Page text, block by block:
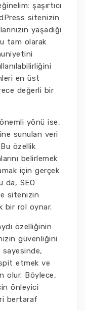
şaşırtıcı
sitenizin
yaşadığı
tam olarak
en üst
değerli bir
yönü ise,
sunulan veri
özellik
belirlemek
için gerçek
da, SEO
sitenizin
bir rol oynar.
özelliğinin
güvenliğini
etmek ve
olur. Böylece,
önleyici
bertaraf